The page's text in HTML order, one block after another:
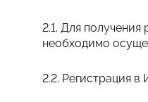
2.1. Для
необходимо
2.2. Регистрация в